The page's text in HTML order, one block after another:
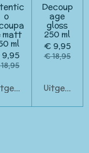
o
matt
ml
Decoup
age
gloss
250 ml
€ 9,95
€ 18,95